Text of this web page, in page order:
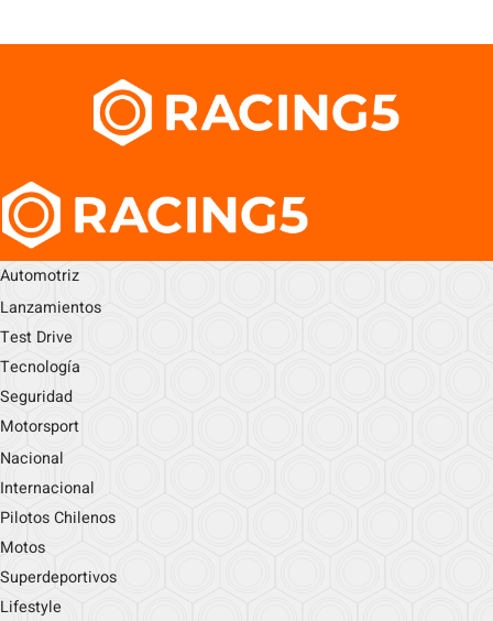
Automotriz
Lanzamientos
Test Drive
Tecnología
Seguridad
Motorsport
Nacional
Internacional
Pilotos Chilenos
Motos
Superdeportivos
Lifestyle